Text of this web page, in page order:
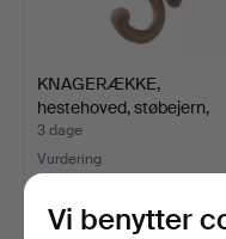
KNAGERÆKKE,
hestehoved, støbejern,
moderne.
3 dage
Vurdering
Vi benytter